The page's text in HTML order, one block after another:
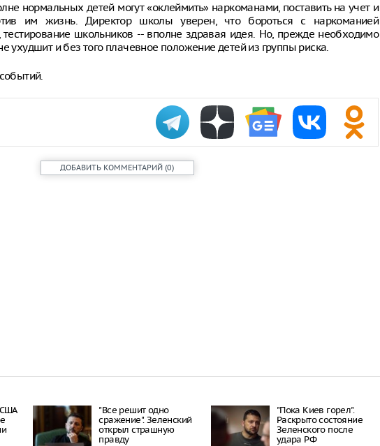
нормальных детей могут «оклеймить» наркоманами, поставить на учет и
им жизнь. Директор школы уверен, что бороться с наркоманией
школьников -- вполне здравая идея. Но, прежде необходимо
ухудшит и без того плачевное положение детей из группы риска.
ДОБАВИТЬ КОММЕНТАРИЙ (0)
"Все решит одно
сражение". Зеленский
открыл страшную
правду
"Пока Киев горел".
Раскрыто состояние
Зеленского после
удара РФ